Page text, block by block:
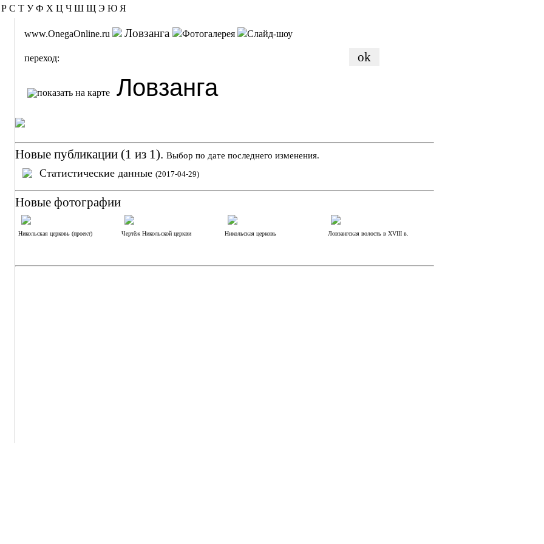
Р С Т У Ф Х Ц Ч Ш Щ Э Ю Я
www.OnegaOnline.ru Ловзанга Фотогалерея Слайд-шоу
переход:
Ловзанга
Новые публикации (1 из 1). Выбор по дате последнего изменения.
Статистические данные (2017-04-29)
Новые фотографии
Никольская церковь (проект) Чертёж Никольской церкви Никольская церковь Ловзангская волость в XVIII в.